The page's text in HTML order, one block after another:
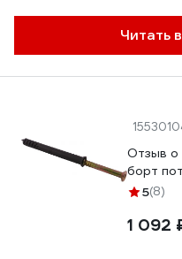
Читать
Отзыв
борт
5(8)
1 092